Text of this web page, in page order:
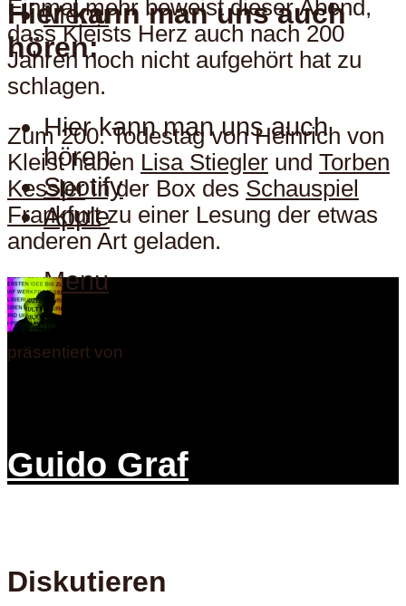
Menu
Hier kann man uns auch
hören:
Hier kann man uns auch
hören:
Spotify
Apple
Menu
Einmal mehr beweist dieser Abend,
dass Kleists Herz auch nach 200
Jahren noch nicht aufgehört hat zu
schlagen.
Zum 200. Todestag von Heinrich von
Kleist haben Lisa Stiegler und Torben
Kesslerin der Box des Schauspiel
Frankfurtzu einer Lesung der etwas
anderen Art geladen.
präsentiert von
Guido Graf
Diskutieren